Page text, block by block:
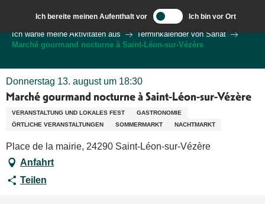
contenu
principal
Ich bereite meinen Aufenthalt vor Ich bin vor Ort
Ich wähle meine Aktivitäten aus
Terminkalender von Sarlat
Marché gourmand nocturne à Saint-Léon-sur-Vézère
Donnerstag 13. august um 18:30
Marché gourmand nocturne à Saint-Léon-sur-Vézère
VERANSTALTUNG UND LOKALES FEST
GASTRONOMIE
ÖRTLICHE VERANSTALTUNGEN
SOMMERMARKT NACHTMARKT
Place de la mairie, 24290 Saint-Léon-sur-Vézère
Anfahrt
Teilen